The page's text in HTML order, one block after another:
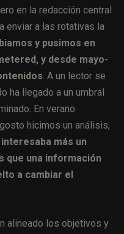
en la redacción central
enviar a las rotativas la
y pusimos en
y desde mayo-
. A un lector se
ha llegado a un umbral
En verano
hicimos un análisis,
más un
que una información
a cambiar el
alineado los objetivos y